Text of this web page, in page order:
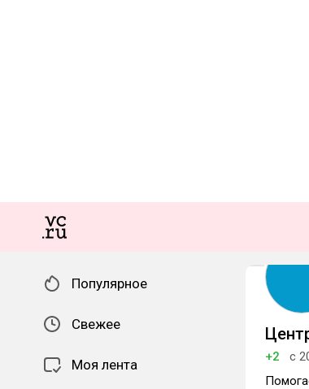
Популярное
Свежее
Моя лента +2
с